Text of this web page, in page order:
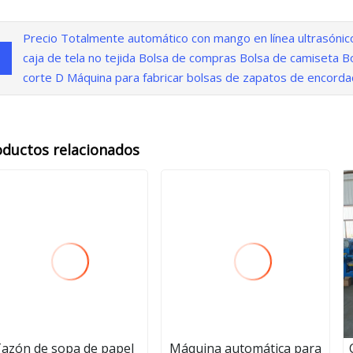
Precio Totalmente automático con mango en línea
caja de tela no tejida Bolsa de compras Bolsa de camiseta
corte D Máquina para fabricar bolsas de zapatos de
relacionados
de sopa de papel Máquina automática para